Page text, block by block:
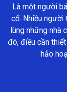
Là một người
cổ. Nhiều người
lùng những nhà
đó, điều cần
hảo